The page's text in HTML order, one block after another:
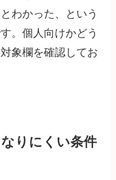
わかった、という
。個人向けかどう
象欄を確認してお
りにくい条件